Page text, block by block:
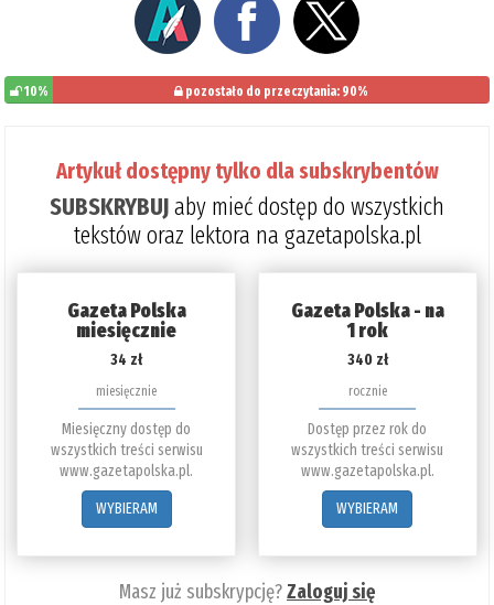
10% pozostało do przeczytania: 90%
Artykuł dostępny tylko dla subskrybentów
SUBSKRYBUJaby mieć dostęp do wszystkich
tekstów oraz lektora na gazetapolska.pl
Gazeta Polska
miesięcznie
34 zł
miesięcznie
Miesięczny dostęp do
wszystkich treści serwisu
www.gazetapolska.pl.
WYBIERAM
Gazeta Polska - na
1 rok
340 zł
rocznie
Dostęp przez rok do
wszystkich treści serwisu
www.gazetapolska.pl.
WYBIERAM
Masz już subskrypcję?Zaloguj się